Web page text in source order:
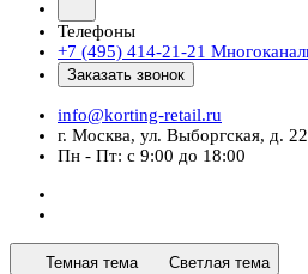
Телефоны
+7 (495) 414-21-21
Заказать звонок
info@korting-retail.ru
г. Москва, ул. Выборгская, д.
Пн - Пт: с 9:00 до 18:00
Темная тема Светлая тема